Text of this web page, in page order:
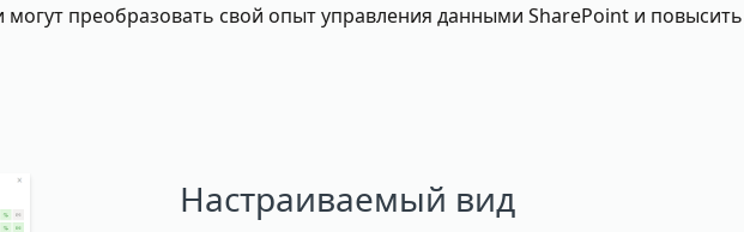
могут преобразовать свой опыт управления данными SharePoint и повысить
Настраиваемый вид